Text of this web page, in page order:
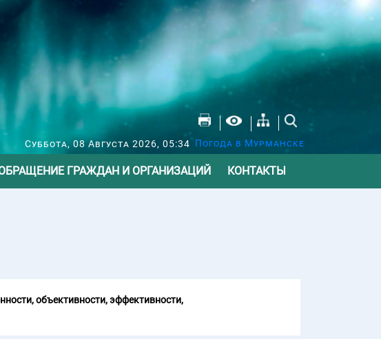
Суббота, 08 Августа 2026, 05:34 Погода в Мурманске
ГРАЖДАН И ОРГАНИЗАЦИЙ КОНТАКТЫ
объективности, эффективности,